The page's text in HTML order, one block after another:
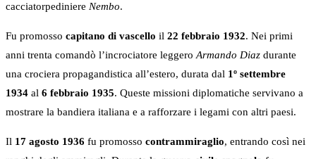
cacciatorpediniere Nembo.
Fu promosso capitano di vascello il 22 febbraio 1932. Nei primi
anni trenta comandò l’incrociatore leggeroArmando Diaz durante
una crociera propagandistica all’estero, durata dal 1º settembre
1934 al 6 febbraio 1935. Queste missioni diplomatiche servivano a
mostrare la bandiera italiana e a rafforzare i legami con altri paesi.
Il 17 agosto 1936 fu promosso contrammiraglio, entrando così nei